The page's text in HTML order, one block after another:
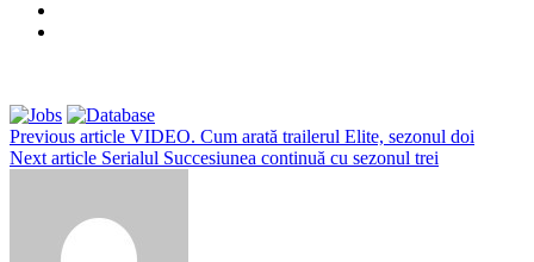
Previous article VIDEO. Cum arată trailerul Elite, sezonul doi
Next article Serialul Succesiunea continuă cu sezonul trei